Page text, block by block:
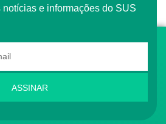
e informações do SUS
ASSINAR